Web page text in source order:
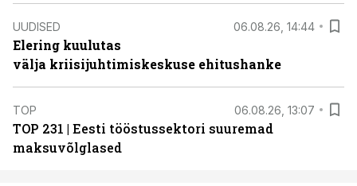
UUDISED 06.08.26, 14:44
Elering kuulutas
välja kriisijuhtimiskeskuse ehitushanke
TOP 06.08.26, 13:07
TOP 231 | Eesti tööstussektori suuremad
maksuvõlglased